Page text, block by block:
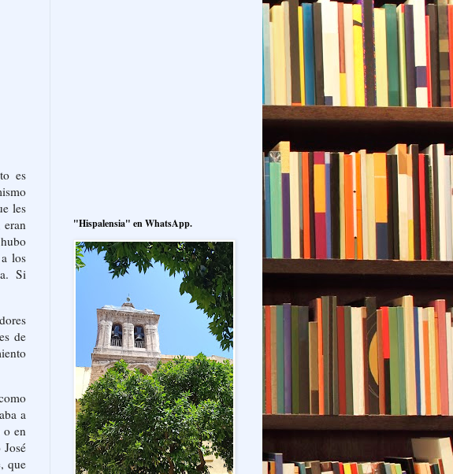
es
les
eran
los
Si
de
a
o en
que
"Hispalensia" en WhatsApp.